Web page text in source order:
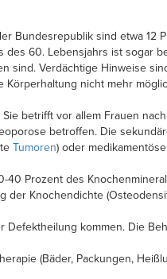
Bundesrepublik sind etwa 12
des 60. Lebensjahrs ist sogar
Verdächtige Hinweise
Körperhaltung nicht mehr
betrifft vor allem Frauen
betroffen. Die
Tumoren) oder
40 Prozent des
Knochendichte
kommen. Die
(Bäder, Packungen,